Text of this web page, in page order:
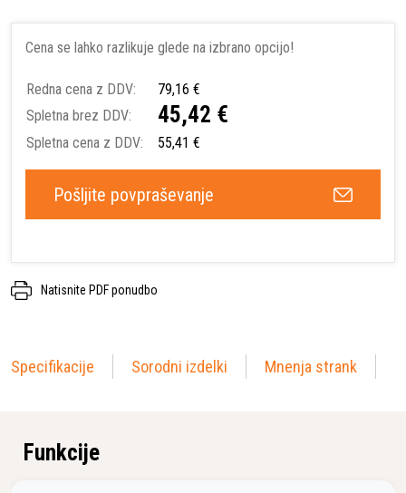
Cena se lahko razlikuje glede na izbrano opcijo!
Redna cena z DDV:
79,16 €
Spletna brez DDV:
45,42 €
Spletna cena z DDV: 55,41 €
Pošljite povpraševanje
Natisnite PDF ponudbo
Specifikacije Sorodni izdelki Mnenja strank
Funkcije